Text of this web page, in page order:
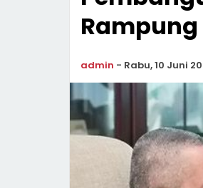
Rampung
admin - Rabu, 10 Juni